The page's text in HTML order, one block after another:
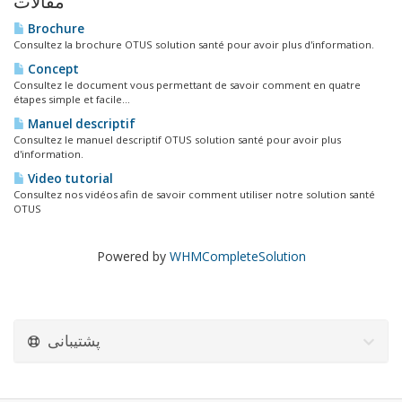
Brochure
Consultez la brochure OTUS solution santé pour avoir plus d'information.
Concept
Consultez le document vous permettant de savoir comment en quatre
étapes simple et facile...
Manuel descriptif
Consultez le manuel descriptif OTUS solution santé pour avoir plus
d'information.
Video tutorial
Consultez nos vidéos afin de savoir comment utiliser notre solution santé
OTUS
Powered by WHMCompleteSolution
پشتیبانی